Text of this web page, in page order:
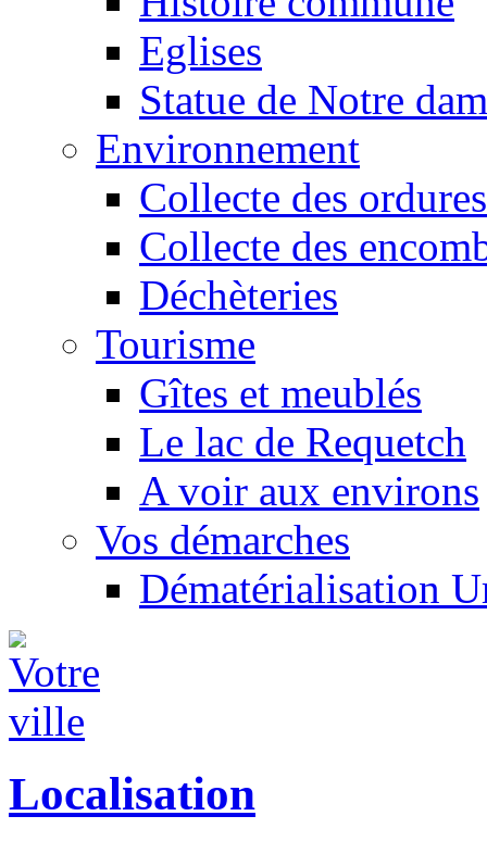
Eglises
Statue de Notre
Environnement
Collecte des ordures
Collecte des
Déchèteries
Tourisme
Gîtes et meublés
Le lac de Requetch
A voir aux environs
Vos démarches
Dématérialisation
Localisation